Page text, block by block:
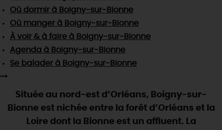
TOUTES LES ACTIVITÉS
Visitesgourmandeset
créatives
Vins etvignobles
Chic, une aire de pique-nique
Par ici les guinguettes
Que rapporter du Loiret ?
TOUT L'ART DE VIVRE
Des vacances auprès des animaux 🐎
(re)Découvrir les coulisses de la Faïencerie de
Gien !
Expérimenter les parcours Baludik
Rendez-vous de la nature en 2026
Des sorties en famille dans le Loiret !
SE REPÉRER, SE DÉPLACER
INFOS &SERVICES
RÉSERVERMAINTENANT
Où dormir à Boigny-sur-Bionne
Où manger à Boigny-sur-Bionne
À voir & à faire à Boigny-sur-Bionne
Agenda à Boigny-sur-Bionne
Se balader à Boigny-sur-Bionne
Située au nord-est d’Orléans, Boigny-sur-
Bionne est nichée entre la forêt d’Orléans et la
Loire dont la Bionne est un affluent. La